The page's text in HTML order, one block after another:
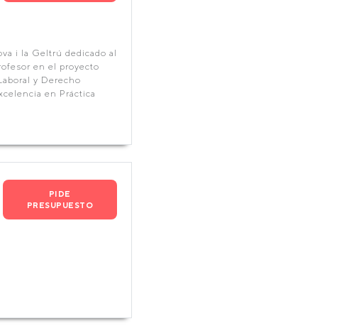
i la Geltrú dedicado al
en el proyecto
y Derecho
en Práctica
PIDE
PRESUPUESTO